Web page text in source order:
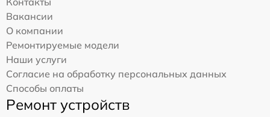
Вакансии
О компании
Ремонтируемые модели
Наши услуги
Согласие на обработку персональных данных
Способы оплаты
Ремонт устройств